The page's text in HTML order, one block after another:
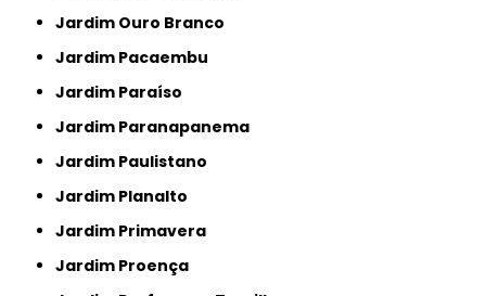
Jardim Ouro Branco
Jardim Pacaembu
Jardim Paraíso
Jardim Paranapanema
Jardim Paulistano
Jardim Planalto
Jardim Primavera
Jardim Proença